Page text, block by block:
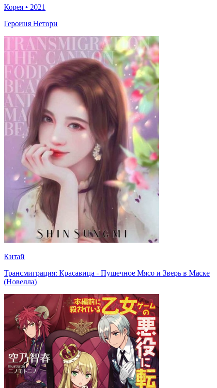
Корея • 2021
Героиня Нетори
Китай
Трансмиграция: Красавица - Пушечное Мясо и Зверь в Маске
(Новелла)